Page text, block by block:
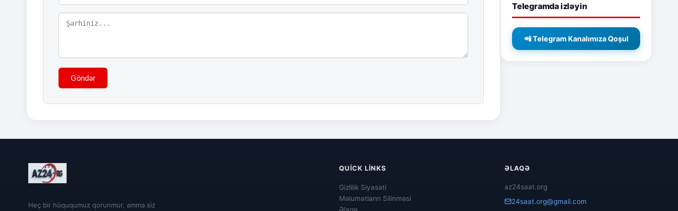
Göndər
Telegramda izləyin
📲 Telegram Kanalımıza Qoşul
Heç bir hüququmuz qorunmur, amma siz
QUICK LINKS
Gizlilik Siyasəti
Məlumatların Silinməsi
Əlaqə
ƏLAQƏ
az24saat.org
24saat.org@gmail.com